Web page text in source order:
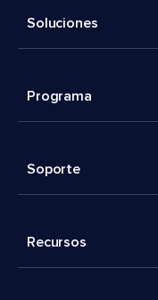
Soluciones
Programa
Soporte
Recursos